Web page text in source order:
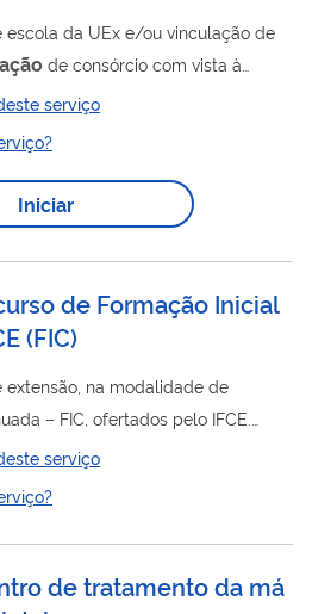
da UEx e/ou vinculação de
de consórcio com vista à
serviço
Iniciar
de Formação Inicial
(FIC)
extensão, na modalidade de
– FIC, ofertados pelo IFCE.
participação no projeto
PROEXT/REITORIA-IFCE
SEI_IFCE1600448Edital.pdf)
serviço
de tratamento da má